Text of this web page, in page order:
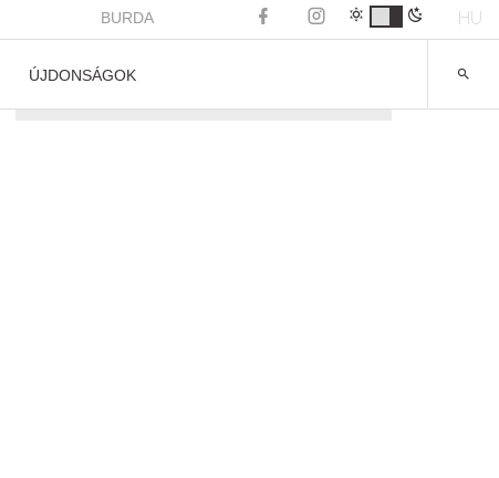
BURDA HU
ÚJDONSÁGOK